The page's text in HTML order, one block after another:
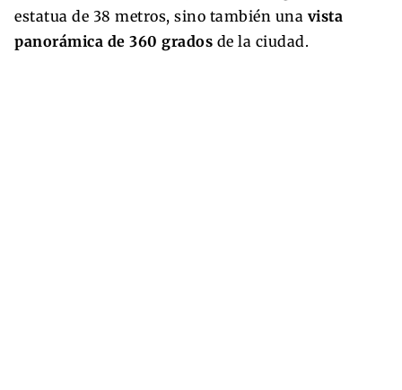
estatua de 38 metros, sino también una vista
panorámica de 360 grados de la ciudad.